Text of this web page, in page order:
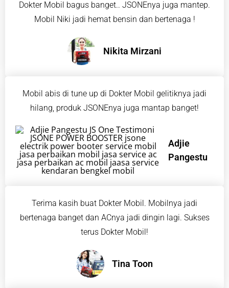
Dokter Mobil bagus banget.. JSONEnya juga mantep.
Mobil Niki jadi hemat bensin dan bertenaga !
Nikita Mirzani
Mobil abis di tune up di Dokter Mobil gelitiknya jadi
hilang, produk JSONEnya juga mantap banget!
Adjie
Pangestu
Terima kasih buat Dokter Mobil. Mobilnya jadi
bertenaga banget dan ACnya jadi dingin lagi. Sukses
terus Dokter Mobil!
Tina Toon